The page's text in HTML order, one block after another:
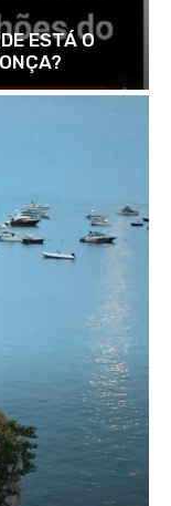
ESTÁ O